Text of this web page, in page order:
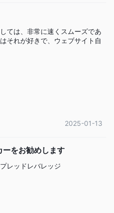
ては、非常に速くスムーズであ
それが好きで、ウェブサイト自
2025-01-13
をお勧めします
レッドレバレッジ